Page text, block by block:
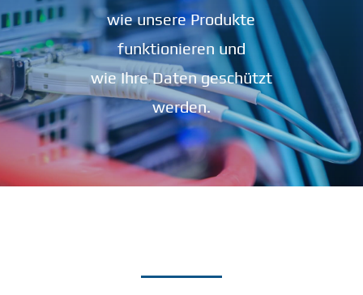
wie unsere Produkte
funktionieren und
wie Ihre Daten geschützt
werden.